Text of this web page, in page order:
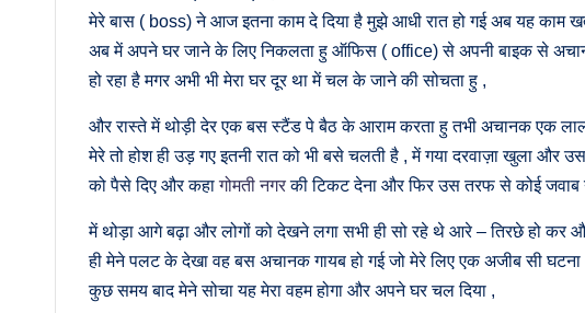
मेरे बास ( boss) ने आज इतना काम दे दिया है मुझे आधी रात हो गई अब यह काम
अब में अपने घर जाने के लिए निकलता हु ऑफिस ( office) से अपनी बाइक से अचानक
हो रहा है मगर अभी भी मेरा घर दूर था में चल के जाने की सोचता हु ,
और रास्ते में थोड़ी देर एक बस स्टैंड पे बैठ के आराम करता हु तभी अचानक एक
मेरे तो होश ही उड़ गए इतनी रात को भी बसे चलती है , में गया दरवाज़ा खुला
को पैसे दिए और कहागोमती नगरकी टिकट देना और फिर उस तरफ से कोई जवाब
में थोड़ा आगे बढ़ा और लोगों को देखने लगा सभी ही सो रहे थे आरे – तिरछे हो कर
ही मेने पलट के देखा वह बस अचानक गायब हो गई जो मेरे लिए एक अजीब सी
कुछ समय बाद मेने सोचा यह मेरा वहम होगा और अपने घर चल दिया ,